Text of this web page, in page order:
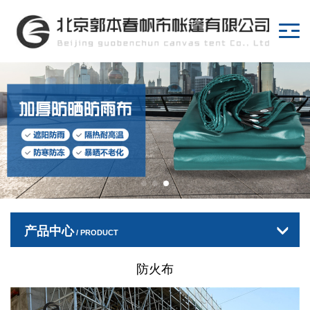
产品中心/ PRODUCT
防火布